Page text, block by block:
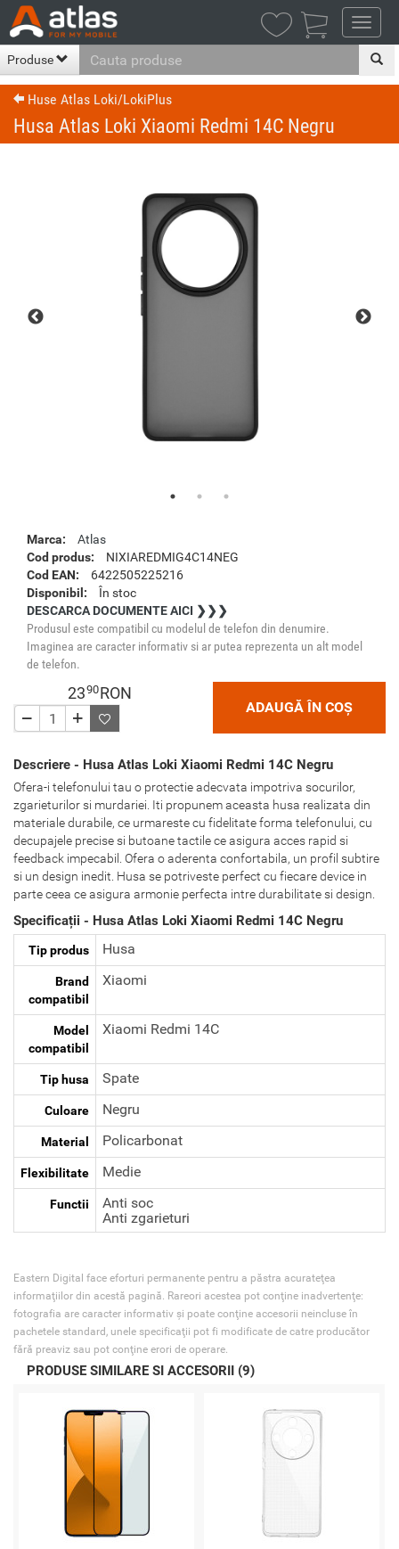
Produse
Huse Atlas Loki/LokiPlus
Husa Atlas Loki Xiaomi Redmi 14C Negru
Marca:
Atlas
Cod produs:
NIXIAREDMIG4C14NEG
Cod EAN:
6422505225216
Disponibil:
În stoc
DESCARCA DOCUMENTE AICI ❯❯❯
Produsul este compatibil cu modelul de telefon din denumire.
Imaginea are caracter informativ si ar putea reprezenta un alt model
de telefon.
2390RON
ADAUGĂ ÎN COȘ
Descriere - Husa Atlas Loki Xiaomi Redmi 14C Negru
Ofera-i telefonului tau o protectie adecvata impotriva socurilor,
zgarieturilor si murdariei. Iti propunem aceasta husa realizata din
materiale durabile, ce urmareste cu fidelitate forma telefonului, cu
decupajele precise si butoane tactile ce asigura acces rapid si
feedback impecabil. Ofera o aderenta confortabila, un profil subtire
si un design inedit. Husa se potriveste perfect cu fiecare device in
parte ceea ce asigura armonie perfecta intre durabilitate si design.
Specificații - Husa Atlas Loki Xiaomi Redmi 14C Negru
Tip produs Husa
Brand
compatibil
Xiaomi
Model
compatibil
Xiaomi Redmi 14C
Tip husa Spate
Culoare Negru
Material Policarbonat
Flexibilitate Medie
Functii
Anti soc
Anti zgarieturi
Eastern Digital face eforturi permanente pentru a păstra acurateţea
informaţiilor din acestă pagină. Rareori acestea pot conţine inadvertenţe:
fotografia are caracter informativ şi poate conţine accesorii neincluse în
pachetele standard, unele specificaţii pot fi modificate de catre producător
fără preaviz sau pot conţine erori de operare.
PRODUSE SIMILARE SI ACCESORII (9)